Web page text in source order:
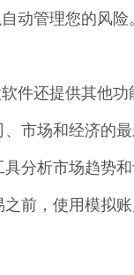
动管理您的风险
件还提供其他功
市场和经济的最
分析市场趋势和
前，使用模拟账